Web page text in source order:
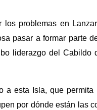
problemas en
pasar a formar parte
liderazgo del Cabildo
a esta Isla, que
por dónde están las